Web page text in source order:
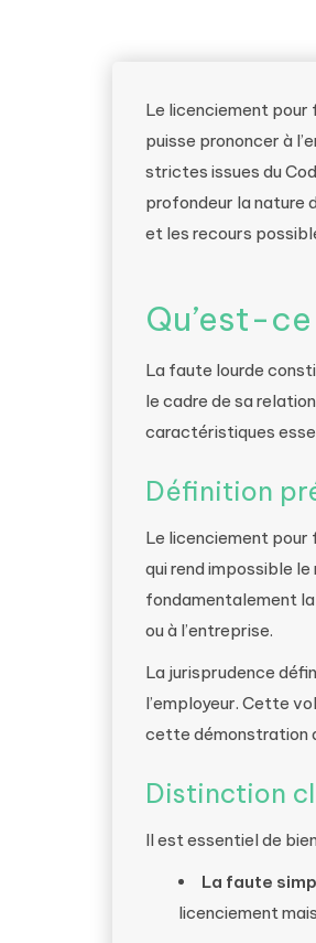
Le licenciement pour
puisse prononcer à
strictes issues du
profondeur la nature
et les recours
Qu’est-
La faute lourde
le cadre de sa
caractéristiques
Définition
Le licenciement pour
qui rend impossible
fondamentalement
ou à l’entreprise.
La jurisprudence
l’employeur. Cette
cette démonstration
Distinction
Il est essentiel de
La faute
licenciement